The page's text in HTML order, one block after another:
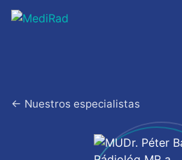
Saltar
← Nuestros especialistas